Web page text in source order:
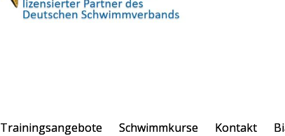
Trainingsangebote Schwimmkurse Kontakt